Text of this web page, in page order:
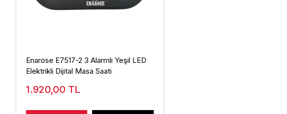
Enarose E7517-2 3 Alarmlı Yeşil LED
Elektrikli Dijital Masa Saati
1.920,00 TL